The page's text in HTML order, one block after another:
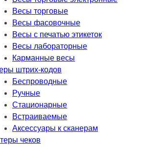
Весы торговые
Весы фасовочные
Весы с печатью этикеток
Весы лабораторные
Карманные весы
штрих-кодов
Беспроводные
Ручные
Стационарные
Встраиваемые
Аксессуары к сканерам
чеков